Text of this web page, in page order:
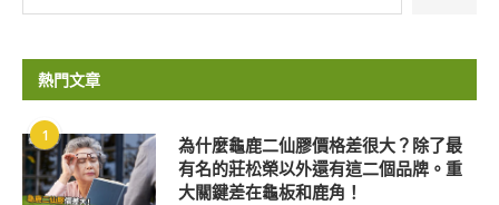
熱門文章
1
為什麼龜鹿二仙膠價格差很大？除了最
有名的莊松榮以外還有這二個品牌。重
大關鍵差在龜板和鹿角！